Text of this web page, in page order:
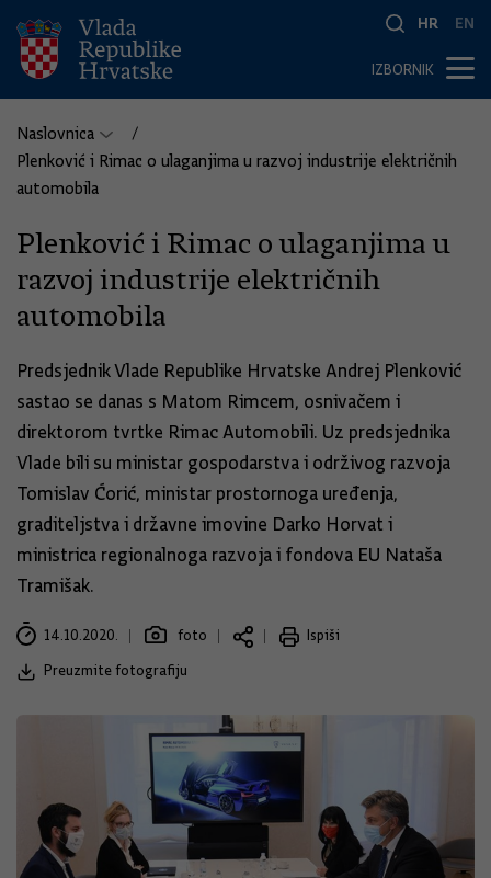
HR EN
IZBORNIK
Naslovnica
Plenković i Rimac o ulaganjima u razvoj industrije električnih
automobila
Plenković i Rimac o ulaganjima u
razvoj industrije električnih
automobila
Predsjednik Vlade Republike Hrvatske Andrej Plenković
sastao se danas s Matom Rimcem, osnivačem i
direktorom tvrtke Rimac Automobili. Uz predsjednika
Vlade bili su ministar gospodarstva i održivog razvoja
Tomislav Ćorić, ministar prostornoga uređenja,
graditeljstva i državne imovine Darko Horvat i
ministrica regionalnoga razvoja i fondova EU Nataša
Tramišak.
14.10.2020. foto
Ispiši
Preuzmite fotografiju